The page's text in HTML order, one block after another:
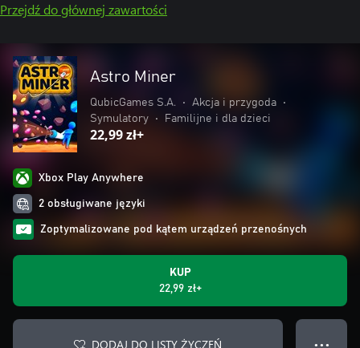
Przejdź do głównej zawartości
Astro Miner
QubicGames S.A. • Akcja i przygoda
•
Symulatory
• Familijne i dla dzieci
22,99 zł+
Xbox Play Anywhere
2 obsługiwane języki
Zoptymalizowane pod kątem urządzeń przenośnych
KUP
22,99 zł+
DODAJ DO LISTY ŻYCZEŃ ● ● ●